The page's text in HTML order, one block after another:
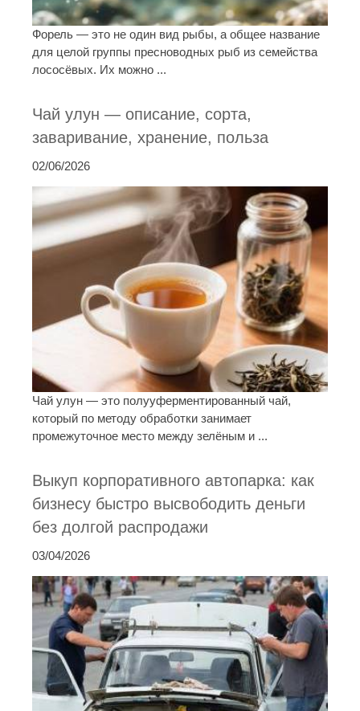
Форель — это не один вид рыбы, а общее название
для целой группы пресноводных рыб из семейства
лососёвых. Их можно ...
Чай улун — описание, сорта,
заваривание, хранение, польза
02/06/2026
Чай улун — это полууферментированный чай,
который по методу обработки занимает
промежуточное место между зелёным и ...
Выкуп корпоративного автопарка: как
бизнесу быстро высвободить деньги
без долгой распродажи
03/04/2026